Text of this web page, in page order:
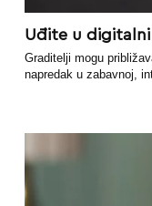
Uđite u
Graditelji mogu
napredak u zabavnoj,